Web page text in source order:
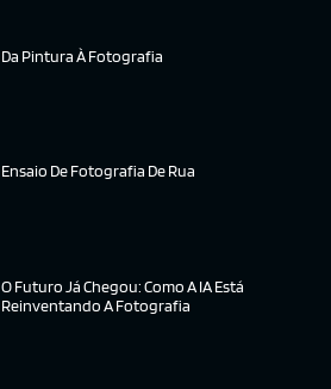
Da Pintura À Fotografia
Ensaio De Fotografia De Rua
O Futuro Já Chegou: Como A IA Está
Reinventando A Fotografia